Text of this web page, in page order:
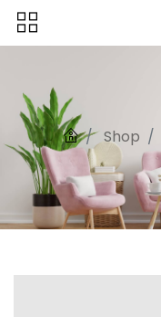
Shop